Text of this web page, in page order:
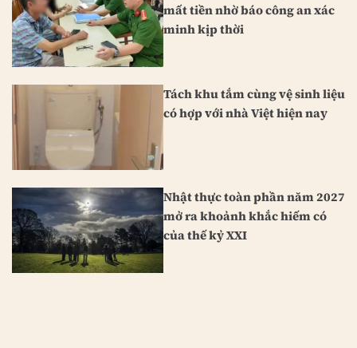
mất tiền nhờ báo công an xác
minh kịp thời
Tách khu tắm cùng vệ sinh liệu
có hợp với nhà Việt hiện nay
Nhật thực toàn phần năm 2027
mở ra khoảnh khắc hiếm có
của thế kỷ XXI